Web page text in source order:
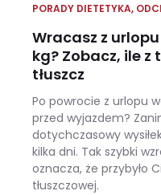
PORADY DIETETYKA,
Wracasz z
kg? Zobacz, ile
tłuszcz
Po powrocie z urlopu
przed wyjazdem?
dotychczasowy
kilka dni. Tak szybki
oznacza, że przybyło
tłuszczowej.